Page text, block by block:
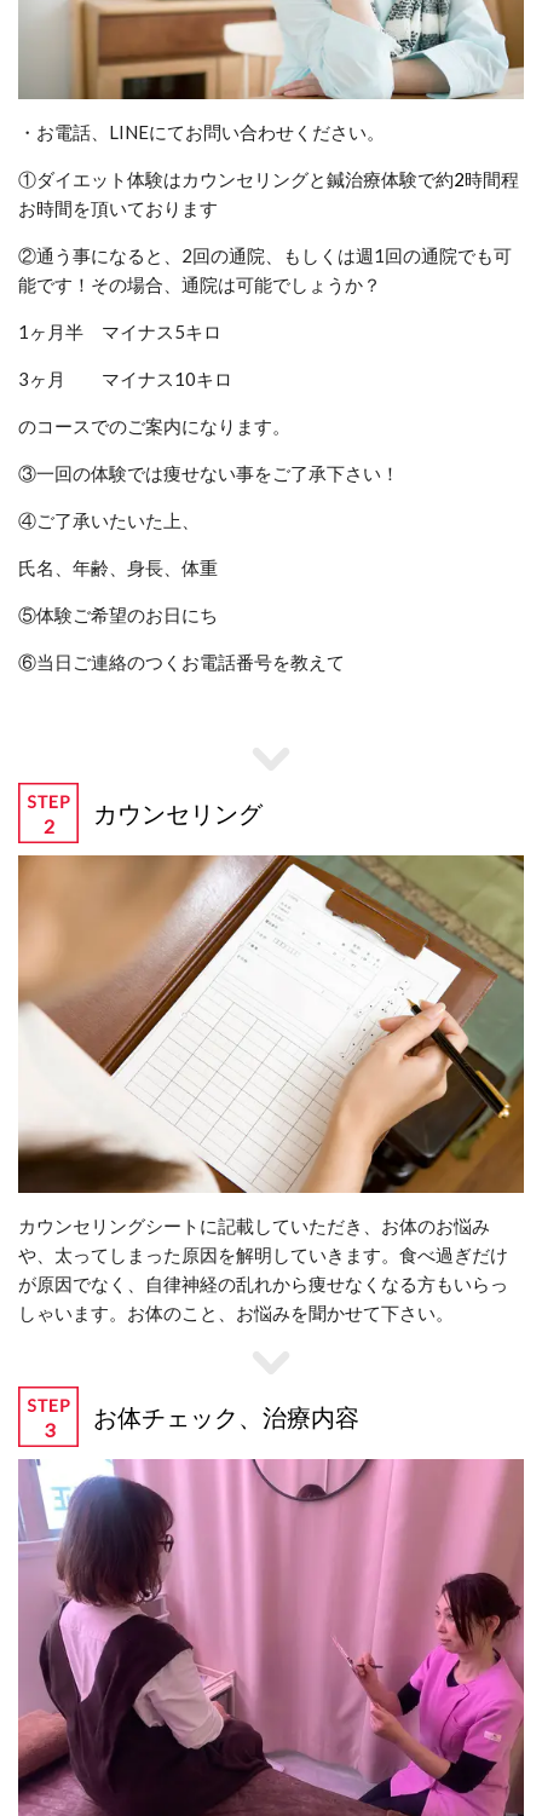
・お電話、LINEにてお問い合わせください。
①ダイエット体験はカウンセリングと鍼治療体験で約2時間程
お時間を頂いております
②通う事になると、2回の通院、もしくは週1回の通院でも可
能です！ その場合、通院は可能でしょうか？
1ヶ月半 マイナス5キロ
3ヶ月 マイナス10キロ
のコースでのご案内になります。
③一回の体験では痩せない事をご了承下さい！
④ご了承いたいた上、
氏名、年齢、身長、体重
⑤体験ご希望のお日にち
⑥当日ご連絡のつくお電話番号を教えて
カウンセリング
カウンセリングシートに記載していただき、お体のお悩み
や、太ってしまった原因を解明していきます。食べ過ぎだけ
が原因でなく、自律神経の乱れから痩せなくなる方もいらっ
しゃいます。お体のこと、お悩みを聞かせて下さい。
お体チェック、治療内容